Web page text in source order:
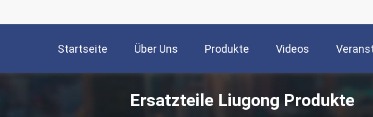
Startseite Über Uns Produkte Videos
Ersatzteile Liugong Produkte